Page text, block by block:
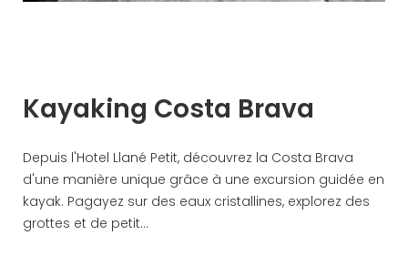
Kayaking Costa Brava
Depuis l'Hotel Llané Petit, découvrez la Costa Brava
d'une manière unique grâce à une excursion guidée en
kayak. Pagayez sur des eaux cristallines, explorez des
grottes et de petit...